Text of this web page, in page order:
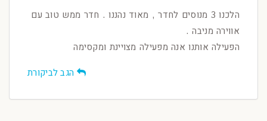
הלכנו 3 מנוסים לחדר , מאוד נהננו . חדר ממש טוב עם
אווירה מניבה .
הפעילה אותנו אנה מפעילה מצויינת ומקסימה
הגב לביקורת